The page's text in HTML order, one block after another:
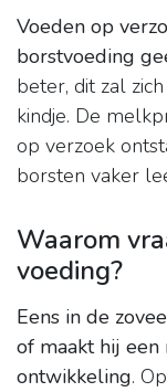
Voeden op
borstvoeding
beter, dit zal
kindje. De
op verzoek
borsten vaker
Waarom
voeding?
Eens in de
of maakt hij
ontwikkeling.